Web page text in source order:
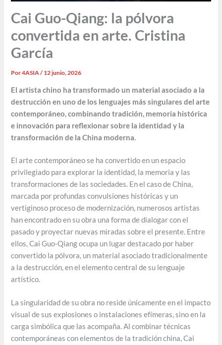
Cai Guo-Qiang: la pólvora
convertida en arte. Cristina
García
Por4ASIA/ 12 junio, 2026
El artista chino ha transformado un material asociado a la
destrucción en uno de los lenguajes más singulares del arte
contemporáneo, combinando tradición, memoria histórica
e innovación para reflexionar sobre la identidad y la
transformación de la China moderna.
El arte contemporáneo se ha convertido en un espacio
privilegiado para explorar la identidad, la memoria y las
transformaciones de las sociedades. En el caso de China,
marcada por profundas convulsiones históricas y un
vertiginoso proceso de modernización, numerosos artistas
han encontrado en su obra una forma de dialogar con el
pasado y proyectar nuevas miradas sobre el presente. Entre
ellos, Cai Guo-Qiang ocupa un lugar destacado por haber
convertido la pólvora, un material asociado tradicionalmente
a la destrucción, en el elemento central de su lenguaje
artístico.
La singularidad de su obra no reside únicamente en el impacto
visual de sus explosiones o instalaciones efímeras, sino en la
carga simbólica que las acompaña. Al combinar técnicas
contemporáneas con elementos de la tradición china, Cai